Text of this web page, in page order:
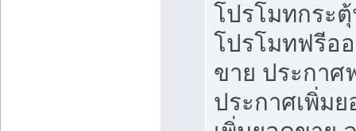
โปรโมทกระ
โปรโมทฟรีอ
ขาย ประกาศ
ประกาศเพิ่ม